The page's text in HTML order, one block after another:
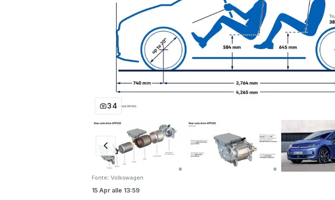
34
Fonte: Volkswagen
15 Apr alle 13:59